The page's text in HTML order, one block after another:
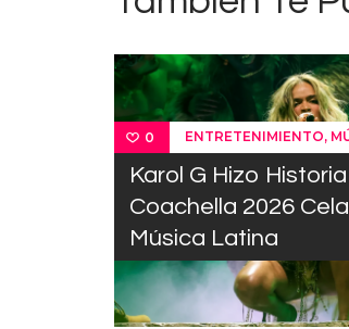
0 ENTRETENIMIENTO,
Karol G Hizo Historia
Coachella 2026
Música Latina